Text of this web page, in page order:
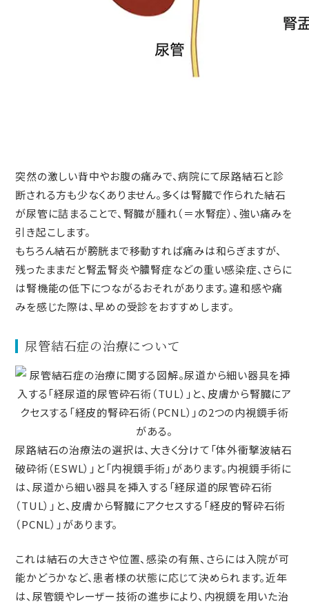
突然の激しい背中やお腹の痛みで、病院にて尿路結石と診
断される方も少なくありません。多くは腎臓で作られた結石
が尿管に詰まることで、腎臓が腫れ（＝水腎症）、強い痛みを
引き起こします。
もちろん結石が膀胱まで移動すれば痛みは和らぎますが、
残ったままだと腎盂腎炎や膿腎症などの重い感染症、さらに
は腎機能の低下につながるおそれがあります。違和感や痛
みを感じた際は、早めの受診をおすすめします。
尿管結石症の治療について
尿路結石の治療法の選択は、大きく分けて「体外衝撃波結石
破砕術（ESWL）」と「内視鏡手術」があります。内視鏡手術に
は、尿道から細い器具を挿入する「経尿道的尿管砕石術
（TUL）」と、皮膚から腎臓にアクセスする「経皮的腎砕石術
（PCNL）」があります。
これは結石の大きさや位置、感染の有無、さらには入院が可
能かどうかなど、患者様の状態に応じて決められます。近年
は、尿管鏡やレーザー技術の進歩により、内視鏡を用いた治